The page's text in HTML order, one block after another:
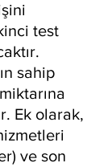
test
sahip
Ek olarak,
ve son